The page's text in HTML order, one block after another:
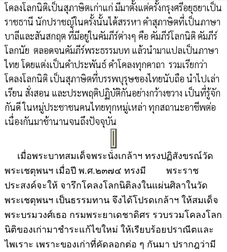
โคลงโลกนิติเป็นสุภาษิตเก่าแก่ มีมาตั้งแต่ครั้งกรุงศรีอยุธยาเป็น
ราชธานี นักปราชญ์ในครั้งนั้นได้สรรหา คำสุภาษิตที่เป็นภาษา
บาลีและสันสกฤต ที่มีอยู่ในคัมภีร์ต่างๆ คือ คัมภีร์โลกนิติ คัมภีร์
โลกนัย ตลอดจนคัมภีร์พระธรรมบท แล้วนำมาแปลเป็นภาษา
ไทย โดยแต่งเป็นคำประพันธ์ คำโคลงทุกคาถา รวมเรียกว่า
โคลงโลกนิติ เป็นสุภาษิตที่บรรพบุรุษของไทยนับถือ นำไปเล่า
เรียน สั่งสอน และประพฤติปฏิบัติกันอย่างกว้างขวาง เป็นที่รู้จัก
กันดี ในหมู่ประชาชนคนไทยทุกหมู่เหล่า ทุกสถานะอาชีพต่อ
เนื่องกันมาช้านานจนถึงปัจจุบัน
เมื่อพระบาทสมเด็จพระนั่งเกล้าฯ ทรงปฏิสังขรณ์วัด
พระเชตุพนฯ เมื่อปี พ.ศ.๒๓๗๔ ทรงมี พระราช
ประสงค์จะให้ จารึกโคลงโลกนิติลงในแผ่นศิลาในวัด
พระเชตุพนฯ เป็นธรรมทาน จึงได้โปรดเกล้าฯ ให้สมเด็จ
พระบรมวงศ์เธอ กรมพระยาเดชาดิศร รวบรวมโคลงโลก
นิติของเก่ามาชำระแก้ไขใหม่ ให้เรียบร้อยปราณีตและ
ไพเราะ เพราะของเก่าที่คัดลอกต่อ ๆ กันมา ปรากฎว่ามี